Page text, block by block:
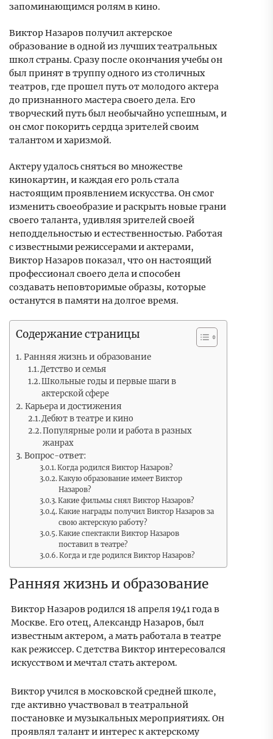
запоминающимся ролям в кино.
Виктор Назаров получил актерское
образование в одной из лучших театральных
школ страны. Сразу после окончания учебы он
был принят в труппу одного из столичных
театров, где прошел путь от молодого актера
до признанного мастера своего дела. Его
творческий путь был необычайно успешным, и
он смог покорить сердца зрителей своим
талантом и харизмой.
Актеру удалось сняться во множестве
кинокартин, и каждая его роль стала
настоящим проявлением искусства. Он смог
изменить своеобразие и раскрыть новые грани
своего таланта, удивляя зрителей своей
неподдельностью и естественностью. Работая
с известными режиссерами и актерами,
Виктор Назаров показал, что он настоящий
профессионал своего дела и способен
создавать неповторимые образы, которые
останутся в памяти на долгое время.
Содержание страницы
Ранняя жизнь и образование
Детство и семья
Школьные годы и первые шаги в
актерской сфере
Карьера и достижения
Дебют в театре и кино
Популярные роли и работа в разных
жанрах
Вопрос-ответ:
Когда родился Виктор Назаров?
Какую образование имеет Виктор
Назаров?
Какие фильмы снял Виктор Назаров?
Какие награды получил Виктор Назаров за
свою актерскую работу?
Какие спектакли Виктор Назаров
поставил в театре?
Когда и где родился Виктор Назаров?
Ранняя жизнь и образование
Виктор Назаров родился 18 апреля 1941 года в
Москве. Его отец, Александр Назаров, был
известным актером, а мать работала в театре
как режиссер. С детства Виктор интересовался
искусством и мечтал стать актером.
Виктор учился в московской средней школе,
где активно участвовал в театральной
постановке и музыкальных мероприятиях. Он
проявлял талант и интерес к актерскому